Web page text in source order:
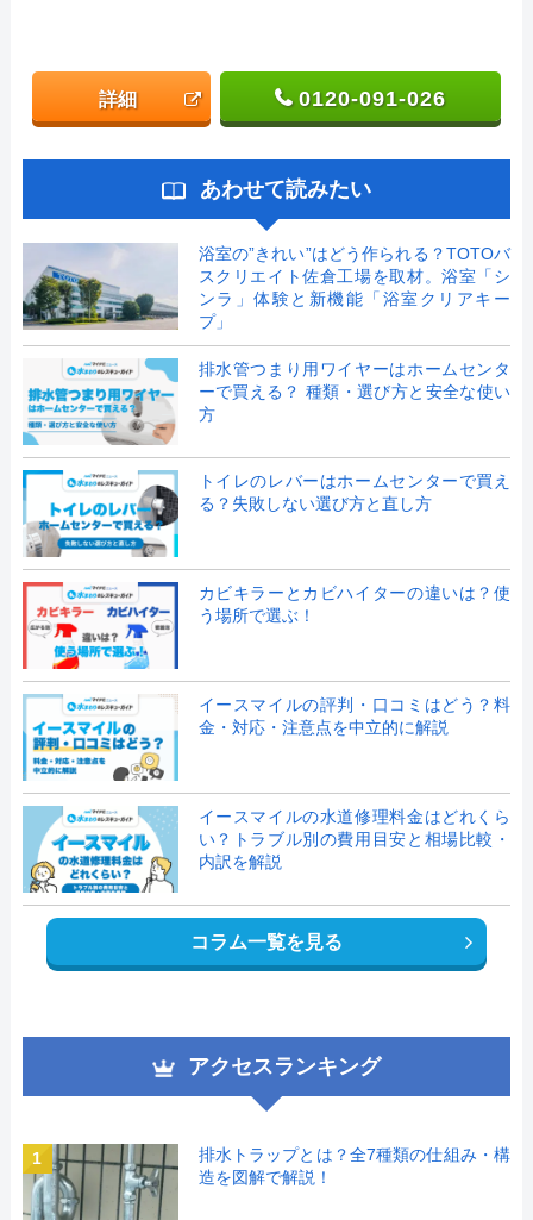
詳細 0120-091-026
あわせて読みたい
浴室の”きれい”はどう作られる？TOTOバ
スクリエイト佐倉工場を取材。浴室「シ
ンラ」体験と新機能「浴室クリアキー
プ」
排水管つまり用ワイヤーはホームセンタ
ーで買える？ 種類・選び方と安全な使い
方
トイレのレバーはホームセンターで買え
る？失敗しない選び方と直し方
カビキラーとカビハイターの違いは？使
う場所で選ぶ！
イースマイルの評判・口コミはどう？料
金・対応・注意点を中立的に解説
イースマイルの水道修理料金はどれくら
い？トラブル別の費用目安と相場比較・
内訳を解説
コラム一覧を見る
アクセスランキング
1
排水トラップとは？全7種類の仕組み・構
造を図解で解説！